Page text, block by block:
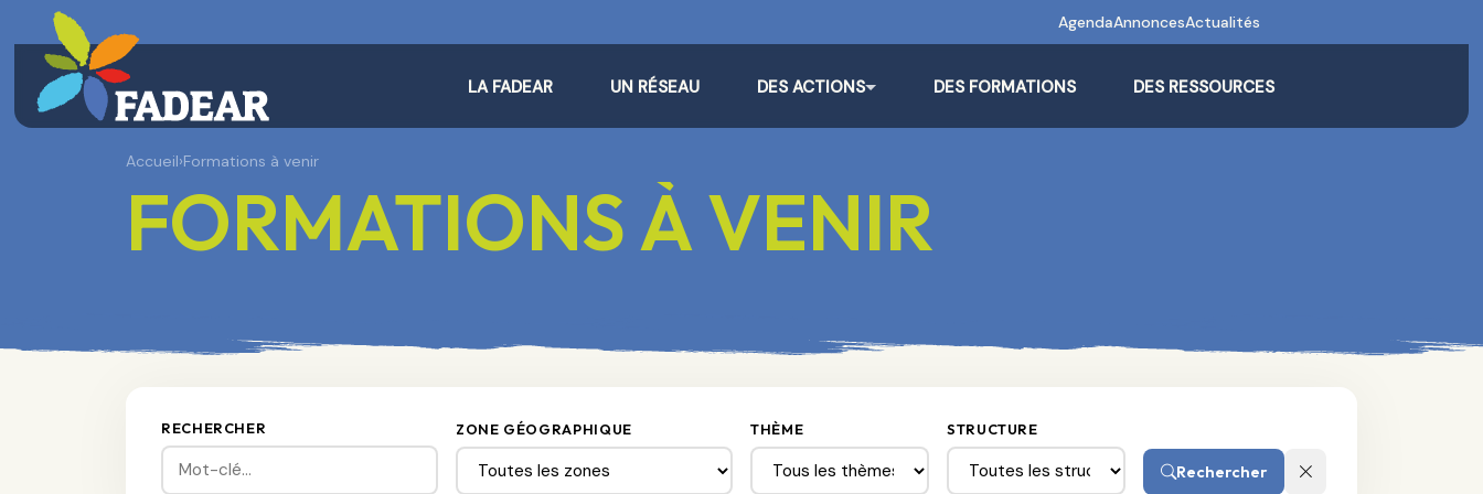
AgendaAnnoncesActualités
LA FADEAR UN RÉSEAU DES ACTIONS DES FORMATIONS DES RESSOURCES
Accueil›Formations à venir
FORMATIONS À VENIR
RECHERCHER ZONE GÉOGRAPHIQUE THÈME STRUCTURE
Rechercher